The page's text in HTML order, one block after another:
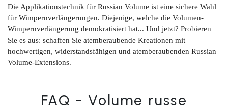
Die Applikationstechnik für Russian Volume ist eine sichere Wahl
für Wimpernverlängerungen. Diejenige, welche die Volumen-
Wimpernverlängerung demokratisiert hat... Und jetzt? Probieren
Sie es aus: schaffen Sie atemberaubende Kreationen mit
hochwertigen, widerstandsfähigen und atemberaubenden Russian
Volume-Extensions.
FAQ - Volume russe